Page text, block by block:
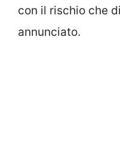
con il rischio che
annunciato.